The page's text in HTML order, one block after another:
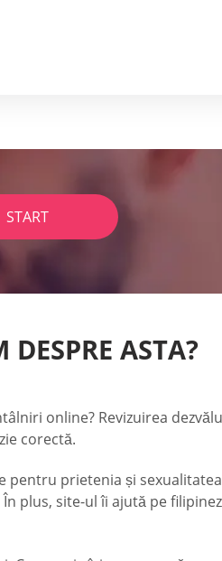
START
ASTA?
online? Revizuirea
corectă.
pentru prietenia și
plus, site-ul îi ajută pe